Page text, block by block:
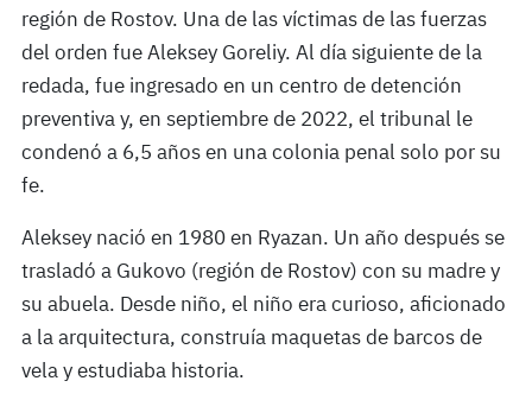
región de Rostov. Una de las víctimas de las fuerzas
del orden fue Aleksey Goreliy. Al día siguiente de la
redada, fue ingresado en un centro de detención
preventiva y, en septiembre de 2022, el tribunal le
condenó a 6,5 años en una colonia penal solo por su
fe.
Aleksey nació en 1980 en Ryazan. Un año después se
trasladó a Gukovo (región de Rostov) con su madre y
su abuela. Desde niño, el niño era curioso, aficionado
a la arquitectura, construía maquetas de barcos de
vela y estudiaba historia.